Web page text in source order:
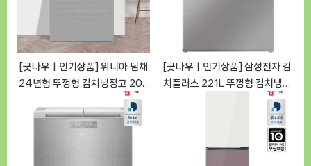
[굿나우ㅣ인기상품] 위니아 딤채
24년형 뚜껑형 김치냉장고 200
리터 (모델명: WD-200L, 제품
번호: 1234-5678)
[GoodNOWㅣ추천상품]
[굿나우ㅣ인기상품] 삼성전자 김
치플러스 221L 뚜껑형 김치냉장
고 RP22T3111Z3B
[GoodNOWㅣ추천상품]